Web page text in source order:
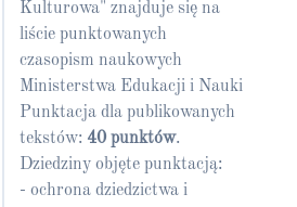
Kulturowa" znajduje się na
liście punktowanych
czasopism naukowych
Ministerstwa Edukacji i Nauki
Punktacja dla publikowanych
tekstów: 40 punktów.
Dziedziny objęte punktacją:
- ochrona dziedzictwa i